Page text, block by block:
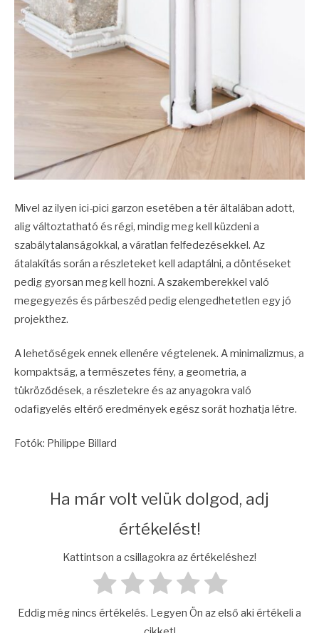
Mivel az ilyen ici-pici garzon esetében a tér általában adott,
alig változtatható és régi, mindig meg kell küzdeni a
szabálytalanságokkal, a váratlan felfedezésekkel. Az
átalakítás során a részleteket kell adaptálni, a döntéseket
pedig gyorsan meg kell hozni. A szakemberekkel való
megegyezés és párbeszéd pedig elengedhetetlen egy jó
projekthez.
A lehetőségek ennek ellenére végtelenek. A minimalizmus, a
kompaktság, a természetes fény, a geometria, a
tükröződések, a részletekre és az anyagokra való
odafigyelés eltérő eredmények egész sorát hozhatja létre.
Fotók: Philippe Billard
Ha már volt velük dolgod, adj
értékelést!
Kattintson a csillagokra az értékeléshez!
Eddig még nincs értékelés. Legyen Ön az első aki értékeli a